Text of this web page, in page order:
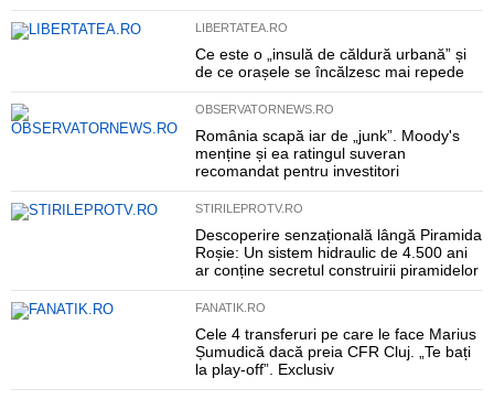
LIBERTATEA.RO
Ce este o „insulă de căldură urbană” și
de ce orașele se încălzesc mai repede
OBSERVATORNEWS.RO
România scapă iar de „junk”. Moody's
menține și ea ratingul suveran
recomandat pentru investitori
STIRILEPROTV.RO
Descoperire senzațională lângă Piramida
Roșie: Un sistem hidraulic de 4.500 ani
ar conține secretul construirii piramidelor
FANATIK.RO
Cele 4 transferuri pe care le face Marius
Șumudică dacă preia CFR Cluj. „Te bați
la play-off”. Exclusiv